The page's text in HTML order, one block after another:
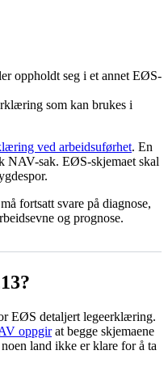
oppholdt seg i et annet EØS-
som kan brukes i
ved arbeidsuførhet. En
NAV-sak. EØS-skjemaet skal
fortsatt svare på diagnose,
og prognose.
EØS detaljert legeerklæring.
oppgirat begge skjemaene
land ikke er klare for å ta